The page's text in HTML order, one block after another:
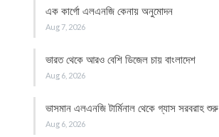
এক কার্গো এলএনজি কেনায় অনুমোদন
Aug 7, 2026
ভারত থেকে আরও বেশি ডিজেল চায় বাংলাদেশ
Aug 6, 2026
ভাসমান এলএনজি টার্মিনাল থেকে গ্যাস সরবরাহ শুরু
Aug 6, 2026